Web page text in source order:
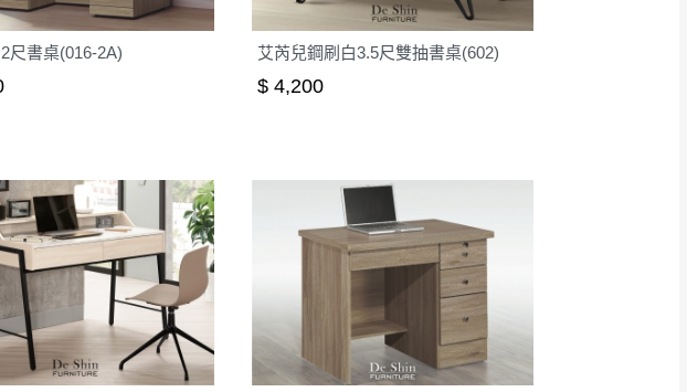
尺書桌(016-2A) 艾芮兒鋼刷白3.5尺雙抽書桌(602)
$ 4,200